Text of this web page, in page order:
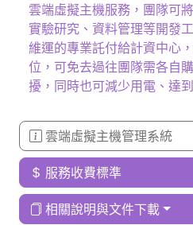
雲端虛擬主機服務，團隊可
實驗研究、資料管理等開發
維運的專業託付給計資中心
位，可免去過往團隊需各自
擾，同時也可減少用電、達
雲端虛擬主機管理系統
服務收費標準
相關說明與文件下載